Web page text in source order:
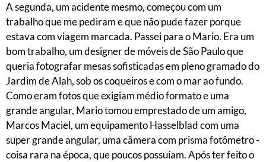
A segunda, um acidente mesmo, começou com um
trabalho que me pediram e que não pude fazer porque
estava com viagem marcada. Passei para o Mario. Era um
bom trabalho, um designer de móveis de São Paulo que
queria fotografar mesas sofisticadas em pleno gramado do
Jardim de Alah, sob os coqueiros e com o mar ao fundo.
Como eram fotos que exigiam médio formato e uma
grande angular, Mario tomou emprestado de um amigo,
Marcos Maciel, um equipamento Hasselblad com uma
super grande angular, uma câmera com prisma fotômetro -
coisa rara na época, que poucos possuíam. Após ter feito o